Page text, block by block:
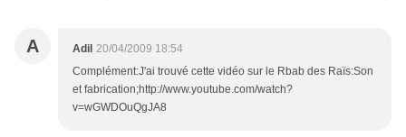
A Adil 20/04/2009 18:54
Complément:J'ai trouvé cette vidéo sur le Rbab des Raïs:Son
et fabrication;http://www.youtube.com/watch?
v=wGWDOuQgJA8